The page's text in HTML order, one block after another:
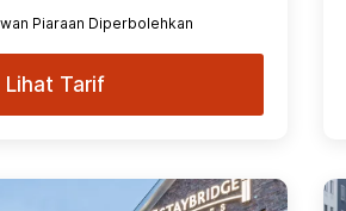
Piaraan Diperbolehkan
Lihat Tarif